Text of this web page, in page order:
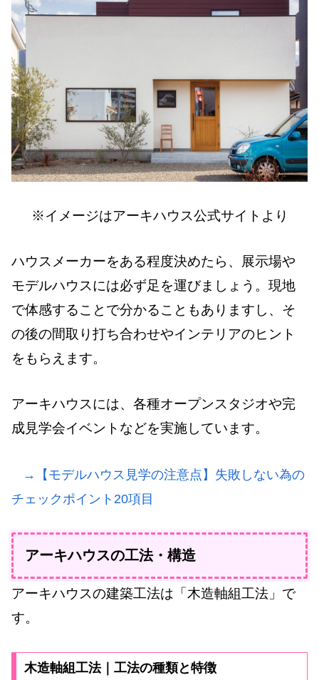
※イメージはアーキハウス公式サイトより
ハウスメーカーをある程度決めたら、展示場や
モデルハウスには必ず足を運びましょう。現地
で体感することで分かることもありますし、そ
の後の間取り打ち合わせやインテリアのヒント
をもらえます。
アーキハウスには、各種オープンスタジオや完
成見学会イベントなどを実施しています。
→【モデルハウス見学の注意点】失敗しない為の
チェックポイント20項目
アーキハウスの工法・構造
アーキハウスの建築工法は「木造軸組工法」で
す。
木造軸組工法｜工法の種類と特徴